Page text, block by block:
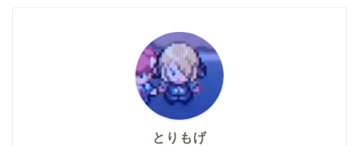
とりもげ